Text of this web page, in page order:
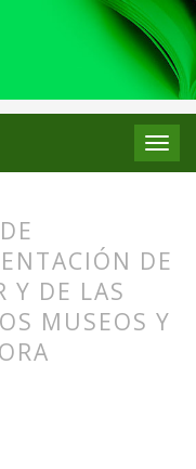
DE
Y DE LAS
MUSEOS Y